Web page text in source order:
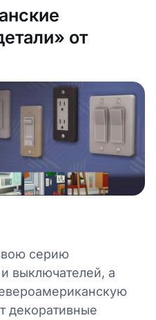
от
серию
выключателей, а
декоративные